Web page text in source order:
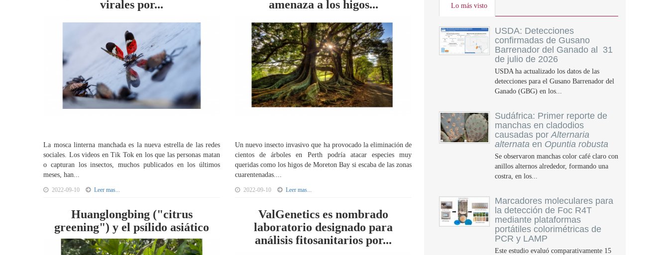
virales por...
La mosca linterna manchada es la nueva estrella de las redes
sociales. Los videos en Tik Tok en los que las personas matan
o capturan los insectos, muchos publicados en los últimos
meses, han...
2022-09-10 Leer mas...
amenaza a los higos...
Un nuevo insecto invasivo que ha provocado la eliminación de
cientos de árboles en Perth podría atacar especies muy
queridas como los higos de Moreton Bay si escaba de las zonas
cuarentenadas....
2022-09-10 Leer mas...
Huanglongbing ("citrus
greening") y el psílido asiático
ValGenetics es nombrado
laboratorio designado para
análisis fitosanitarios por...
Lo más visto
USDA: Detecciones
confirmadas de Gusano
Barrenador del Ganado al 31
de julio de 2026
USDA ha actualizado los datos de las
detecciones para el Gusano Barrenador del
Ganado (GBG) en los...
Sudáfrica: Primer reporte de
manchas en cladodios
causadas porAlternaria
alternata en Opuntia robusta
Se observaron manchas color café claro con
anillos alternos alrededor, formando una
costra, en los...
Marcadores moleculares para
la detección de Foc R4T
mediante plataformas
portátiles colorimétricas de
PCR y LAMP
Este estudio evaluó comparativamente 15